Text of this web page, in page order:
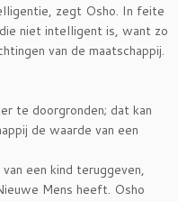
zegt Osho. In feite
niet intelligent is, want zo
van de maatschappij.
te doorgronden; dat kan
de waarde van een
een kind teruggeven,
Mens heeft. Osho